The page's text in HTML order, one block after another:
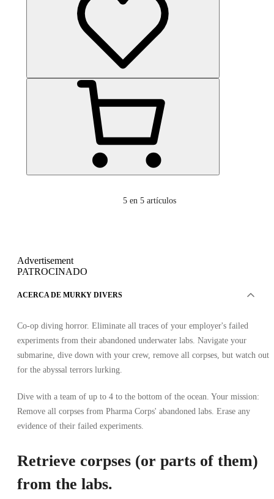
5 en 5 artículos
Advertisement
PATROCINADO
ACERCA DE MURKY DIVERS
Co-op diving horror. Eliminate all traces of your employer's failed
experiments from their abandoned underwater labs. Navigate your
submarine, dive down with your crew, remove all corpses, but watch out
for the abyssal terrors lurking.
Dive with a team of up to 4 to the bottom of the ocean. Your mission:
Remove all corpses from Pharma Corps' abandoned labs. Erase any
evidence of their failed experiments.
Retrieve corpses (or parts of them)
from the labs.